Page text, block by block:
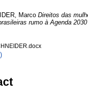
Marco Direitos das
rumo à Agenda